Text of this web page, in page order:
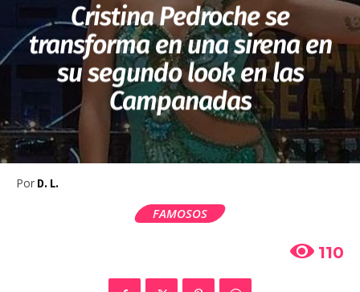
Cristina Pedroche se
transforma en una sirena en
su segundo look en las
Campanadas
Por D. L.
FAMOSOS
110